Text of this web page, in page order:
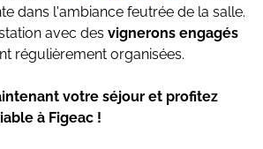
dans l'ambiance feutrée de la salle.
avec des vignerons engagés
régulièrement organisées.
votre séjour et profitez
à Figeac !